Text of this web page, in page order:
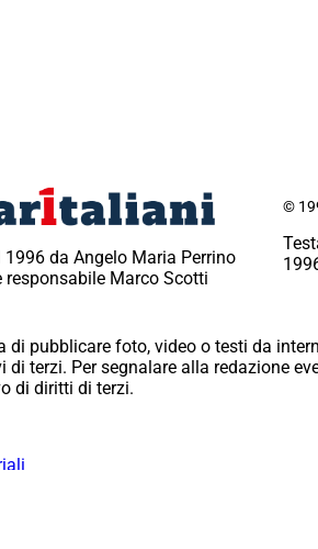
1996 da Angelo Maria Perrino
responsabile Marco Scotti
©
pubblicare foto, video o testi da
terzi. Per segnalare alla redazione
di diritti di terzi.